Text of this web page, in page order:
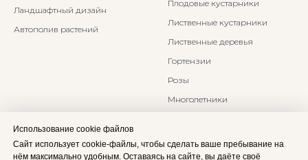
Ландшафтный дизайн
Автополив растений
Плодовые кустарники
Лиственные кустарники
Лиственные деревья
Гортензии
Розы
Многолетники
Использование cookie файлов
Сайт использует cookie-файлы, чтобы сделать ваше пребывание на
нём максимально удобным. Оставаясь на сайте, вы даёте своё